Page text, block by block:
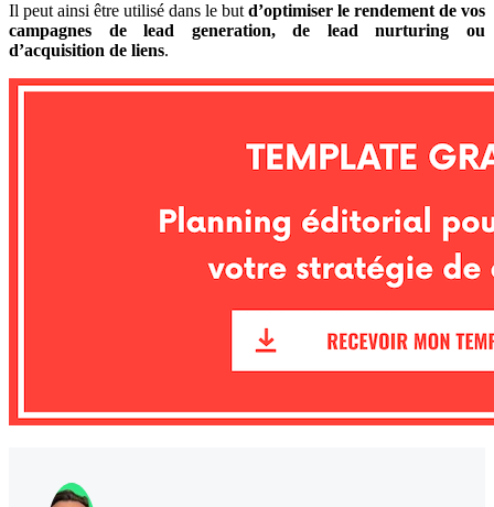
Il peut ainsi être utilisé dans le but d’optimiser le rendement de vos
campagnes de lead generation, de lead nurturing ou
d’acquisition de liens.